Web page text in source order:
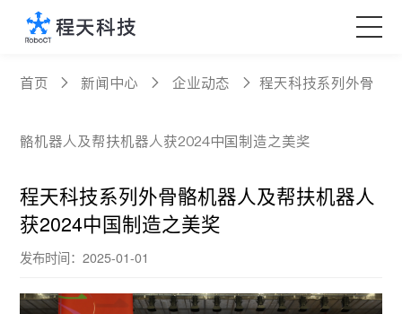
核心产品
科技创新
定制服务
关于程天
首页 新闻中心 企业动态 程天科技系列外骨
骼机器人及帮扶机器人获2024中国制造之美奖
程天科技系列外骨骼机器人及帮扶机器人
获2024中国制造之美奖
发布时间：2025-01-01